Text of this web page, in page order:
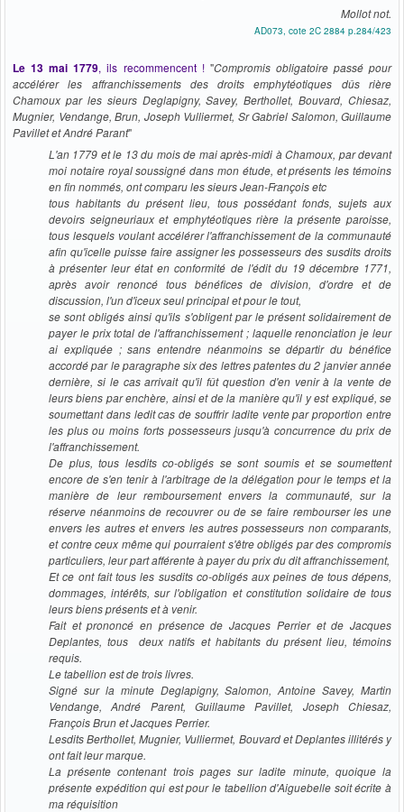
Mollot not.
AD073, cote 2C 2884 p.284/423
Le 13 mai 1779, ils recommencent !"Compromis obligatoire passé pour
accélérer les affranchissements des droits emphytéotiques dûs rière
Chamoux par les sieurs Deglapigny, Savey, Berthollet, Bouvard, Chiesaz,
Mugnier, Vendange, Brun, Joseph Vulliermet, Sr Gabriel Salomon, Guillaume
Pavillet et André Parant"
L'an 1779 et le 13 du mois de mai après-midi à Chamoux, par devant
moi notaire royal soussigné dans mon étude, et présents les témoins
en fin nommés, ont comparu les sieurs Jean-François etc
tous habitants du présent lieu, tous possédant fonds, sujets aux
devoirs seigneuriaux et emphytéotiques rière la présente paroisse,
tous lesquels voulant accélérer l'affranchissement de la communauté
afin qu'icelle puisse faire assigner les possesseurs des susdits droits
à présenter leur état en conformité de l'édit du 19 décembre 1771,
après avoir renoncé tous bénéfices de division, d'ordre et de
discussion, l'un d'iceux seul principal et pour le tout,
se sont obligés ainsi qu'ils s'obligent par le présent solidairement de
payer le prix total de l'affranchissement ; laquelle renonciation je leur
ai expliquée ; sans entendre néanmoins se départir du bénéfice
accordé par le paragraphe six des lettres patentes du 2 janvier année
dernière, si le cas arrivait qu'il fût question d'en venir à la vente de
leurs biens par enchère, ainsi et de la manière qu'il y est expliqué, se
soumettant dans ledit cas de souffrir ladite vente par proportion entre
les plus ou moins forts possesseurs jusqu'à concurrence du prix de
l'affranchissement.
De plus, tous lesdits co-obligés se sont soumis et se soumettent
encore de s'en tenir à l'arbitrage de la délégation pour le temps et la
manière de leur remboursement envers la communauté, sur la
réserve néanmoins de recouvrer ou de se faire rembourser les une
envers les autres et envers les autres possesseurs non comparants,
et contre ceux même qui pourraient s'être obligés par des compromis
particuliers, leur part afférente à payer du prix du dit affranchissement,
Et ce ont fait tous les susdits co-obligés aux peines de tous dépens,
dommages, intérêts, sur l'obligation et constitution solidaire de tous
leurs biens présents et à venir.
Fait et prononcé en présence de Jacques Perrier et de Jacques
Deplantes, tous deux natifs et habitants du présent lieu, témoins
requis.
Le tabellion est de trois livres.
Signé sur la minute Deglapigny, Salomon, Antoine Savey, Martin
Vendange, André Parent, Guillaume Pavillet, Joseph Chiesaz,
François Brun et Jacques Perrier.
Lesdits Berthollet, Mugnier, Vulliermet, Bouvard et Deplantes illitérés y
ont fait leur marque.
La présente contenant trois pages sur ladite minute, quoique la
présente expédition qui est pour le tabellion d'Aiguebelle soit écrite à
ma réquisition